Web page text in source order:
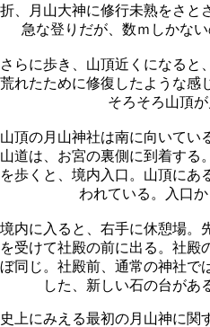
折、月山大神に修行未熟をさと
急な登りだが、数ｍしかな
さらに歩き、山頂近くになると
荒れたために修復したような感
そろそろ山頂が
山頂の月山神社は南に向いてい
山道は、お宮の裏側に到着する
を歩くと、境内入口。山頂にあ
われている。入口か
境内に入ると、右手に休憩場。
を受けて社殿の前に出る。社殿
ぼ同じ。社殿前、通常の神社で
した、新しい石の台があ
史上にみえる最初の月山神に関